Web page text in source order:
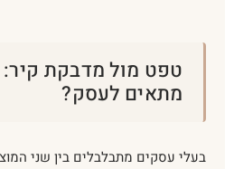
טפט מול מדבקת
מתאים לעסק?
בעלי עסקים מתבלבלים בין שני